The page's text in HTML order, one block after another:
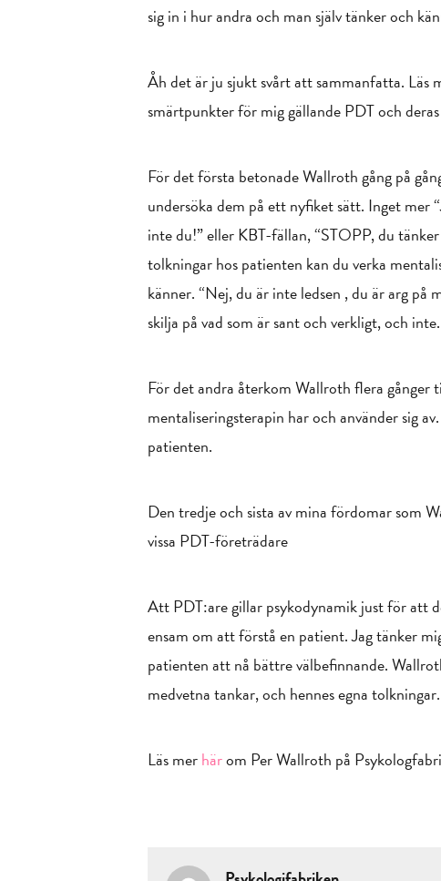
sig in i hur andra och man själv tänker och
Åh det är ju sjukt svårt att sammanfatta. Läs
smärtpunkter för mig gällande PDT och
För det första betonade Wallroth gång på
undersöka dem på ett nyfiket sätt. Inget mer
inte du!” eller KBT-fällan, “STOPP, du
tolkningar hos patienten kan du verka
känner. “Nej, du är inte ledsen , du är arg
skilja på vad som är sant och verkligt, och
För det andra återkom Wallroth flera
mentaliseringsterapin har och använder sig
patienten.
Den tredje och sista av mina fördomar som
vissa PDT-företrädare
Att PDT:are gillar psykodynamik just för att
ensam om att förstå en patient. Jag tänker
patienten att nå bättre välbefinnande.
medvetna tankar, och hennes egna tolkningar.
Läs merhärom Per Wallroth på